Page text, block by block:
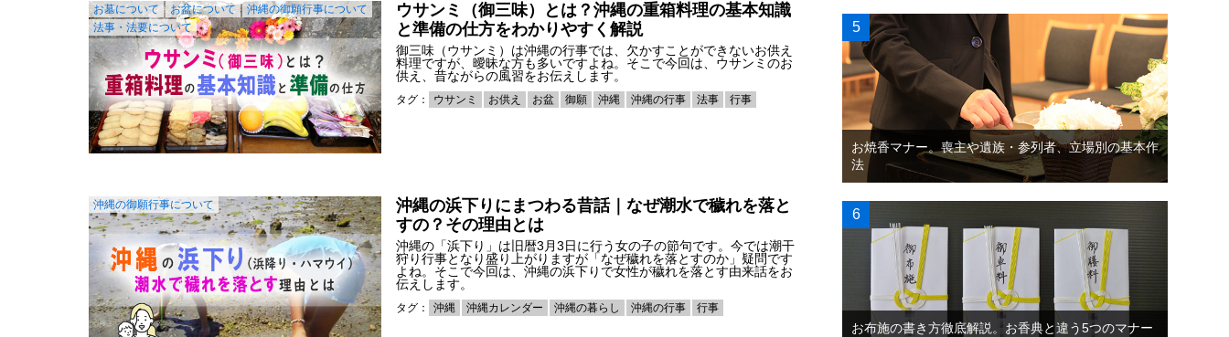
お墓について お盆について
沖縄の御願行事について
法事・法要について
ウサンミ（御三味）とは？沖縄の重箱料理の基本知識
と準備の仕方をわかりやすく解説
御三味（ウサンミ）は沖縄の行事では、欠かすことができないお供え
料理ですが、曖昧な方も多いですよね。そこで今回は、ウサンミのお
供え、昔ながらの風習をお伝えします。
タグ： ウサンミ お供え お盆 御願 沖縄 沖縄の行事 法事 行事
沖縄の御願行事について
沖縄の浜下りにまつわる昔話｜なぜ潮水で穢れを落と
すの？その理由とは
沖縄の「浜下り」は旧暦3月3日に行う女の子の節句です。今では潮干
狩り行事となり盛り上がりますが「なぜ穢れを落とすのか」疑問です
よね。そこで今回は、沖縄の浜下りで女性が穢れを落とす由来話をお
伝えします。
タグ： 沖縄 沖縄カレンダー 沖縄の暮らし 沖縄の行事 行事
お焼香マナー。喪主や遺族・参列者、立場別の基本作
法
お布施の書き方徹底解説。お香典と違う5つのマナー